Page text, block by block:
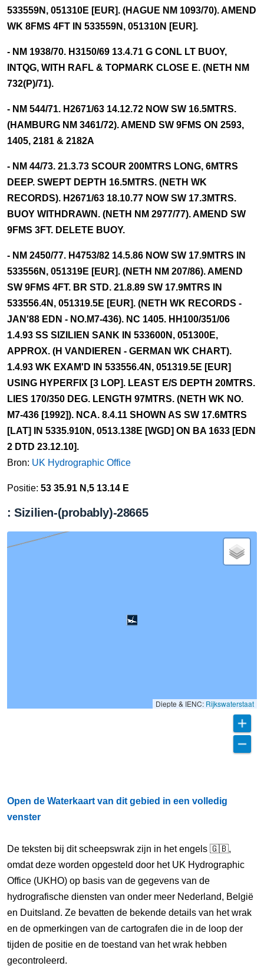
533559N, 051310E [EUR]. (HAGUE NM 1093/70). AMEND
WK 8FMS 4FT IN 533559N, 051310N [EUR].
- NM 1938/70. H3150/69 13.4.71 G CONL LT BUOY,
INTQG, WITH RAFL & TOPMARK CLOSE E. (NETH NM
732(P)/71).
- NM 544/71. H2671/63 14.12.72 NOW SW 16.5MTRS.
(HAMBURG NM 3461/72). AMEND SW 9FMS ON 2593,
1405, 2181 & 2182A
- NM 44/73. 21.3.73 SCOUR 200MTRS LONG, 6MTRS
DEEP. SWEPT DEPTH 16.5MTRS. (NETH WK
RECORDS). H2671/63 18.10.77 NOW SW 17.3MTRS.
BUOY WITHDRAWN. (NETH NM 2977/77). AMEND SW
9FMS 3FT. DELETE BUOY.
- NM 2450/77. H4753/82 14.5.86 NOW SW 17.9MTRS IN
533556N, 051319E [EUR]. (NETH NM 207/86). AMEND
SW 9FMS 4FT. BR STD. 21.8.89 SW 17.9MTRS IN
533556.4N, 051319.5E [EUR]. (NETH WK RECORDS -
JAN'88 EDN - NO.M7-436). NC 1405. HH100/351/06
1.4.93 SS SIZILIEN SANK IN 533600N, 051300E,
APPROX. (H VANDIEREN - GERMAN WK CHART).
1.4.93 WK EXAM'D IN 533556.4N, 051319.5E [EUR]
USING HYPERFIX [3 LOP]. LEAST E/S DEPTH 20MTRS.
LIES 170/350 DEG. LENGTH 97MTRS. (NETH WK NO.
M7-436 [1992]). NCA. 8.4.11 SHOWN AS SW 17.6MTRS
[LAT] IN 5335.910N, 0513.138E [WGD] ON BA 1633 [EDN
2 DTD 23.12.10].
Bron: UK Hydrographic Office
Positie: 53 35.91 N,5 13.14 E
: Sizilien-(probably)-28665
Diepte & IENC: Rijkswaterstaat
Open de Waterkaart van dit gebied in een volledig
venster
De teksten bij dit scheepswrak zijn in het engels 🇬🇧,
omdat deze worden opgesteld door het UK Hydrographic
Office (UKHO) op basis van de gegevens van de
hydrografische diensten van onder meer Nederland, België
en Duitsland. Ze bevatten de bekende details van het wrak
en de opmerkingen van de cartografen die in de loop der
tijden de positie en de toestand van het wrak hebben
gecontroleerd.